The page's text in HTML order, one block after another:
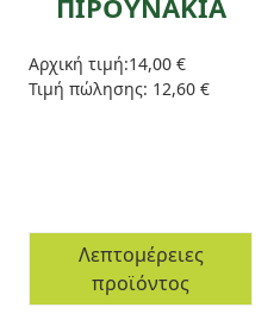
ΠΙΡΟΥΝΑΚΙΑ
Αρχική τιμή:14,00 €
Τιμή πώλησης: 12,60 €
Λεπτομέρειες
προϊόντος